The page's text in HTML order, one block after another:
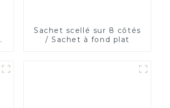
Sachet scellé sur 8 côtés
/ Sachet à fond plat